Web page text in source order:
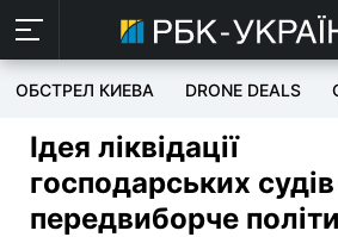
ОБСТРЕЛ КИЕВА DRONE DEALS
Ідея ліквідації
господарських
передвиборче